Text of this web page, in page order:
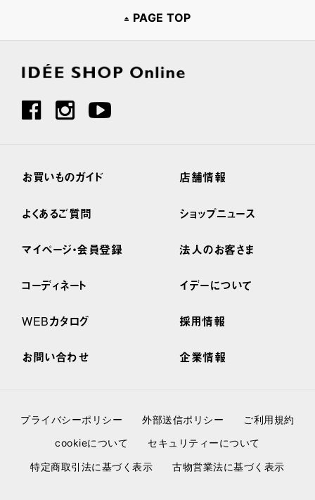
PAGE TOP
お買いものガイド
よくあるご質問
マイページ・会員登録
コーディネート
WEBカタログ
お問い合わせ
店舗情報
ショップニュース
法人のお客さま
イデーについて
採用情報
企業情報
プライバシーポリシー 外部送信ポリシー
ご利用規約
cookieについて
セキュリティーについて
特定商取引法に基づく表示
古物営業法に基づく表示